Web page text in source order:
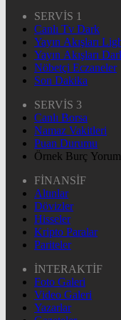
SERVİS 1
Canlı Tv Dark
Yayın Akışları
Yayın Akışları
Nöbetçi Eczaneler
Son Dakika
SERVİS 3
Canlı Borsa
Namaz Vakitleri
Puan Durumu
Örnek Burç
FİNANSİF
Altınlar
Dövizler
Hisseler
Kripto Paralar
Pariteler
İNTERAKTİF
Foto Galeri
Video Galeri
Yazarlar